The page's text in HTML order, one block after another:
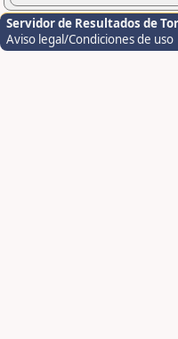
Servidor de Resultados de
Aviso legal/Condiciones de uso